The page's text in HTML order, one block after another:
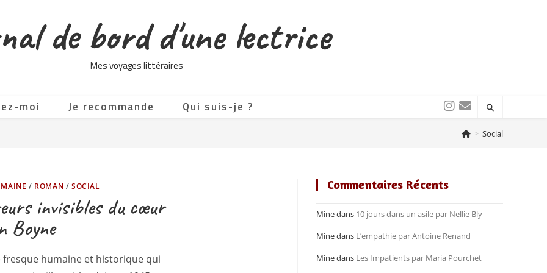
de bord d'une lectrice
Mes voyages littéraires
moi Je recommande Qui suis-je ?
> Social
/ ROMAN /SOCIAL
invisibles du cœur
Boyne
fresque humaine et historique qui
Commentaires Récents
Minedans 10 jours dans un asile par Nellie Bly
Minedans L’empathie par Antoine Renand
Minedans Les Impatients par Maria Pourchet